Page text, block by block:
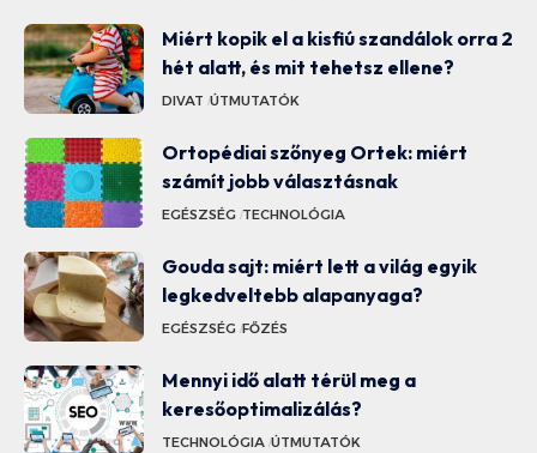
Miért kopik el a kisfiú szandálok orra 2
hét alatt, és mit tehetsz ellene?
DIVAT ÚTMUTATÓK
Ortopédiai szőnyeg Ortek: miért
számít jobb választásnak
EGÉSZSÉG TECHNOLÓGIA
Gouda sajt: miért lett a világ egyik
legkedveltebb alapanyaga?
EGÉSZSÉG FŐZÉS
Mennyi idő alatt térül meg a
keresőoptimalizálás?
TECHNOLÓGIA ÚTMUTATÓK